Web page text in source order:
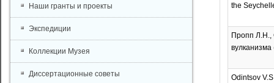
the
Пропп Л.Н.,
Odintsov
Наши гранты и проекты
Экспедиции
Коллекции Музея
Диссертационные советы